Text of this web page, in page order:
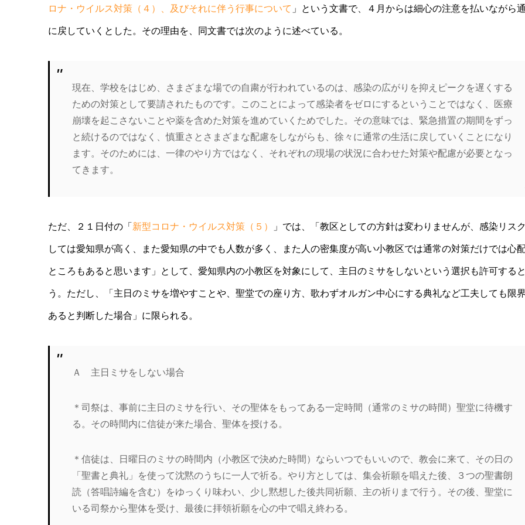
ロナ・ウイルス対策（４）、及びそれに伴う行事について 」という文書で、４月からは細心の注意を払いながら
に戻していくとした。その理由を、同文書では次のように述べている。
現在、学校をはじめ、さまざまな場での自粛が行われているのは、感染の広がりを抑えピークを遅くする
ための対策として要請されたものです。このことによって感染者をゼロにするということではなく、医療
崩壊を起こさないことや薬を含めた対策を進めていくためでした。その意味では、緊急措置の期間をずっ
と続けるのではなく、慎重さとさまざまな配慮をしながらも、徐々に通常の生活に戻していくことになり
ます。そのためには、一律のやり方ではなく、それぞれの現場の状況に合わせた対策や配慮が必要となっ
てきます。
ただ、２１日付の「 新型コロナ・ウイルス対策（５） 」では、「教区としての方針は変わりませんが、感染リス
しては愛知県が高く、また愛知県の中でも人数が多く、また人の密集度が高い小教区では通常の対策だけでは心
ところもあると思います」として、愛知県内の小教区を対象にして、主日のミサをしないという選択も許可する
う。ただし、「主日のミサを増やすことや、聖堂での座り方、歌わずオルガン中心にする典礼など工夫しても限
あると判断した場合」に限られる。
Ａ 主日ミサをしない場合
＊司祭は、事前に主日のミサを行い、その聖体をもってある一定時間（通常のミサの時間）聖堂に待機す
る。その時間内に信徒が来た場合、聖体を授ける。
＊信徒は、日曜日のミサの時間内（小教区で決めた時間）ならいつでもいいので、教会に来て、その日の
「聖書と典礼」を使って沈黙のうちに一人で祈る。やり方としては、集会祈願を唱えた後、３つの聖書朗
読（答唱詩編を含む）をゆっくり味わい、少し黙想した後共同祈願、主の祈りまで行う。その後、聖堂に
いる司祭から聖体を受け、最後に拝領祈願を心の中で唱え終わる。